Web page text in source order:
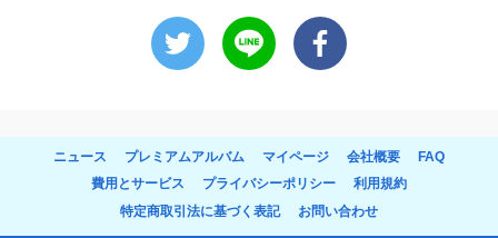
ニュース プレミアムアルバム マイページ 会社概要
FAQ
費用とサービス
プライバシーポリシー
利用規約
特定商取引法に基づく表記
お問い合わせ